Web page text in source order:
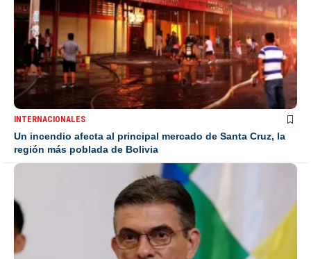
INTERNACIONALES
Un incendio afecta al principal mercado de Santa Cruz, la
región más poblada de Bolivia